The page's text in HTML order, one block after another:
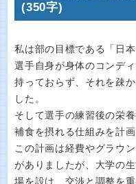
(350字)
私は部の目標である「日
選手自身が身体のコンデ
持っておらず、それを疎
した。
そして選手の練習後の栄
補食を摂れる仕組みを計
この計画は経費やグラウ
がありましたが、大学の
場を設け、交渉と調整を